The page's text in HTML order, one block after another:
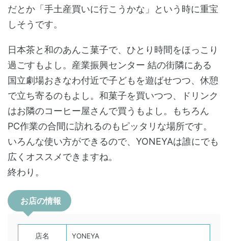
だとか「手土産買いに行こうかな」という時に重宝
しそうです。
日本茶と和のあんこ菓子で、ひとり時間をほっこり
過ごすもよし。産業振興センター 結の街隣にある
国立劇場おきなわ付近で子どもを遊ばせつつ、休憩
で立ち寄るのもよし。和菓子を買いつつ、ドリンク
はお隣のコーヒー屋さんで買うもよし。もちろん
PC作業の合間に訪れるのもピッタリな場所です。
いろんな使い方ができるので、YONEYAは誰にでも
広くオススメできますね。
終わり。
お店の情報
店名 YONEYA